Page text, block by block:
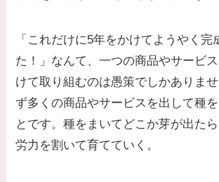
「これだけに5年をかけてようやく完
た！」なんて、一つの商品やサービ
けて取り組むのは愚策でしかありま
ず多くの商品やサービスを出して種
とです。種をまいてどこか芽が出た
労力を割いて育てていく。